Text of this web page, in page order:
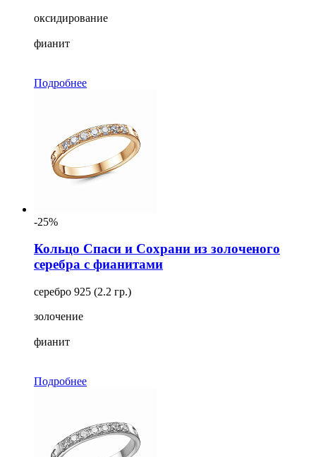
оксидирование
фианит
Подробнее
-25%
Кольцо Спаси и Сохрани из золоченого
серебра с фианитами
серебро 925 (2.2 гр.)
золочение
фианит
Подробнее